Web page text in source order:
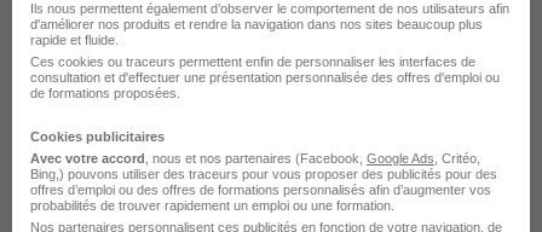
La Tronche - 38
Cette offre n’est plus disponible depuis le 13/06/26
Ils nous permettent également d’observer le comportement de nos utilisateurs afin
d'améliorer nos produits et rendre la navigation dans nos sites beaucoup plus
rapide et fluide.
Ces cookies ou traceurs permettent enfin de personnaliser les interfaces de
consultation et d'effectuer une présentation personnalisée des offres d'emploi ou
de formations proposées.
Cookies publicitaires
Avec votre accord , nous et nos partenaires (Facebook, Google Ads , Critéo,
Bing,) pouvons utiliser des traceurs pour vous proposer des publicités pour des
offres d’emploi ou des offres de formations personnalisés afin d’augmenter vos
probabilités de trouver rapidement un emploi ou une formation.
Nos partenaires personnalisent ces publicités en fonction de votre navigation, de